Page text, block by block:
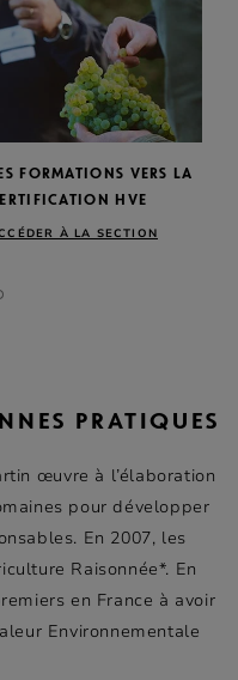
FORMATIONS VERS LA
HVE
À LA SECTION
PRATIQUES
œuvre à l’élaboration
pour développer
En 2007, les
Raisonnée*. En
en France à avoir
Environnementale